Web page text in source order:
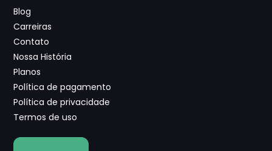
Blog
Carreiras
Contato
Nossa História
Planos
Política de pagamento
Política de privacidade
Termos de uso